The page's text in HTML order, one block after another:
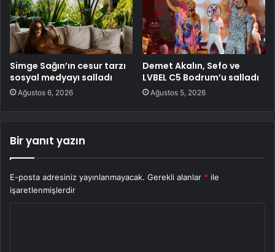
Simge Sağın’ın cesur tarzı
sosyal medyayı salladı
Ağustos 6, 2026
Demet Akalın, Sefo ve
LVBEL C5 Bodrum’u salladı
Ağustos 5, 2026
Bir yanıt yazın
E-posta adresiniz yayınlanmayacak. Gerekli alanlar * ile
işaretlenmişlerdir